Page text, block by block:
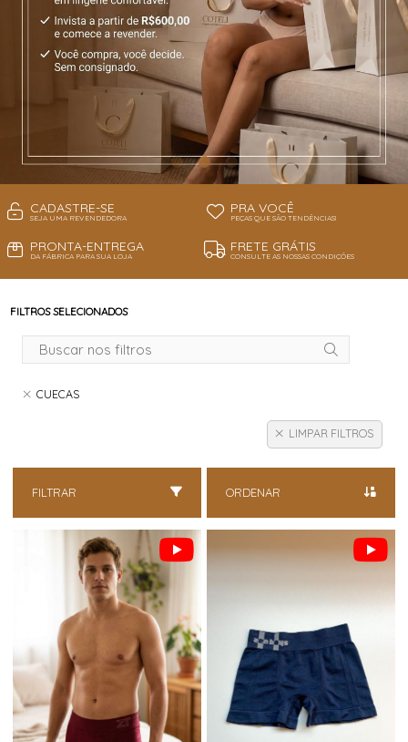
CADASTRE-SE
SEJA UMA REVENDEDORA
PRA VOCÊ
PEÇAS QUE SÃO TENDÊNCIAS!
PRONTA-ENTREGA
DA FÁBRICA PARA SUA LOJA
FRETE GRÁTIS
CONSULTE AS NOSSAS CONDIÇÕES
FILTROS SELECIONADOS
CUECAS
LIMPAR FILTROS
FILTRAR ORDENAR